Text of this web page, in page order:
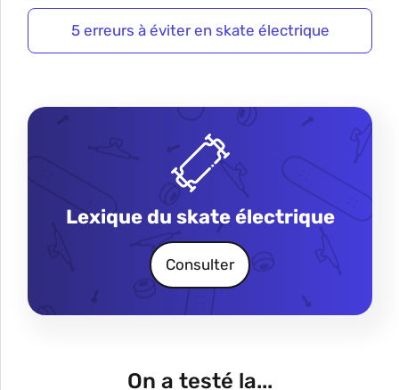
5 erreurs à éviter en skate électrique
Lexique du skate électrique
Consulter
On a testé la...